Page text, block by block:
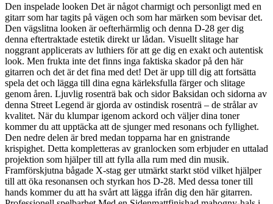
Den inspelade looken Det är något charmigt och personligt med en
gitarr som har tagits på vägen och som har märken som bevisar det.
Den vägslitna looken är oefterhärmlig och denna D-28 ger dig
denna eftertraktade estetik direkt ur lådan. Visuellt slitage har
noggrant applicerats av luthiers för att ge dig en exakt och autentisk
look. Men frukta inte det finns inga faktiska skador på den här
gitarren och det är det fina med det! Det är upp till dig att fortsätta
spela det och lägga till dina egna kärleksfulla färger och slitage
genom åren. Ljuvlig rosenträ bak och sidor Baksidan och sidorna av
denna Street Legend är gjorda av ostindisk rosenträ – de strålar av
kvalitet. När du klumpar igenom ackord och väljer dina toner
kommer du att upptäcka att de sjunger med resonans och fyllighet.
Den nedre delen är bred medan topparna har en gnistrande
krispighet. Detta kompletteras av granlocken som erbjuder en uttalad
projektion som hjälper till att fylla alla rum med din musik.
Framförskjutna bågade X-stag ger utmärkt starkt stöd vilket hjälper
till att öka resonansen och styrkan hos D-28. Med dessa toner till
hands kommer du att ha svårt att lägga ifrån dig den här gitarren.